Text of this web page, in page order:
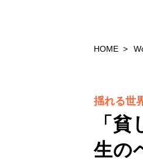
HOME
「
生の
揺れる世